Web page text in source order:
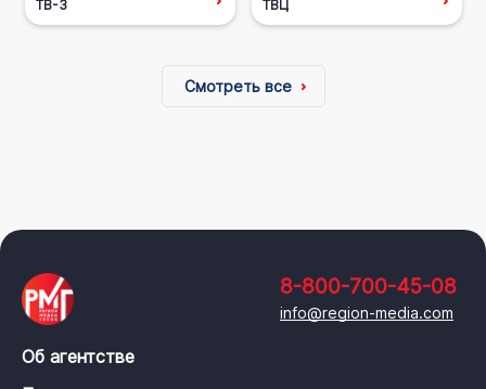
ТВ-3 ТВЦ
Смотреть все
8-800-700-45-08
info@region-media.com
Об агентстве